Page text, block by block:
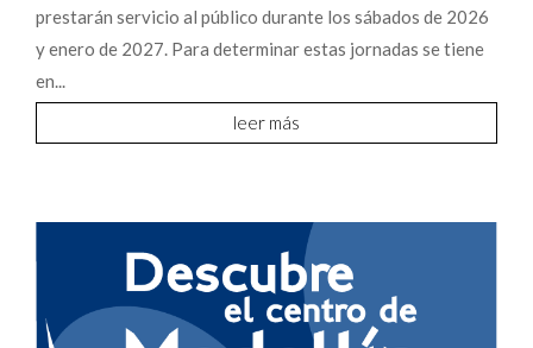
prestarán servicio al público durante los sábados de 2026
y enero de 2027. Para determinar estas jornadas se tiene
en...
leer más